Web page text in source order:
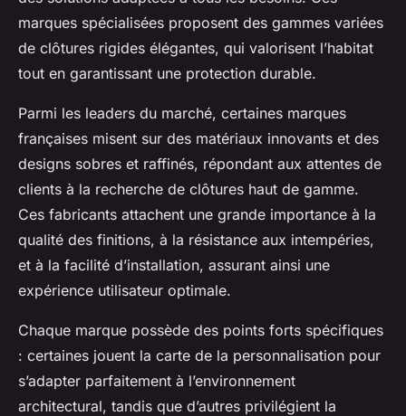
marques spécialisées proposent des gammes variées
de clôtures rigides élégantes, qui valorisent l’habitat
tout en garantissant une protection durable.
Parmi les leaders du marché, certaines marques
françaises misent sur des matériaux innovants et des
designs sobres et raffinés, répondant aux attentes de
clients à la recherche de clôtures haut de gamme.
Ces fabricants attachent une grande importance à la
qualité des finitions, à la résistance aux intempéries,
et à la facilité d’installation, assurant ainsi une
expérience utilisateur optimale.
Chaque marque possède des points forts spécifiques
: certaines jouent la carte de la personnalisation pour
s’adapter parfaitement à l’environnement
architectural, tandis que d’autres privilégient la